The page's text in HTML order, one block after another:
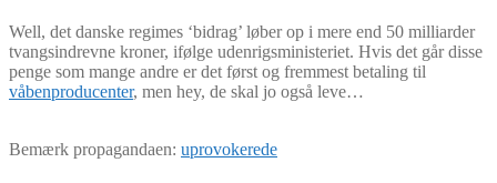
Well, det danske regimes ‘bidrag’ løber op i mere end 50 milliarder
tvangsindrevne kroner, ifølge udenrigsministeriet. Hvis det går disse
penge som mange andre er det først og fremmest betaling til
våbenproducenter, men hey, de skal jo også leve…
Bemærk propagandaen: uprovokerede